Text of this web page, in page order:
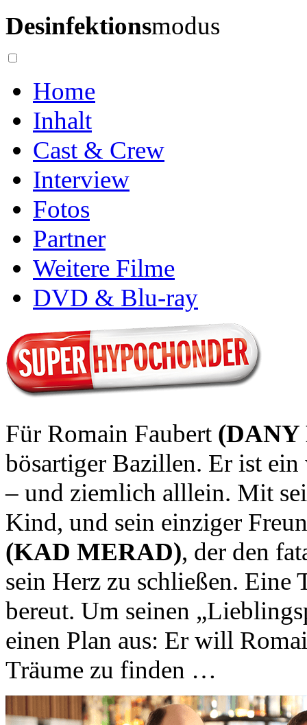
Desinfektionsmodus
Home
Inhalt
Cast & Crew
Interview
Fotos
Partner
Weitere Filme
DVD & Blu-ray
Für Romain Faubert (DANY
bösartiger Bazillen. Er ist
– und ziemlich alllein. Mit
Kind, und sein einziger
(KAD MERAD), der den
sein Herz zu schließen. Eine
bereut. Um seinen
einen Plan aus: Er will
Träume zu finden …